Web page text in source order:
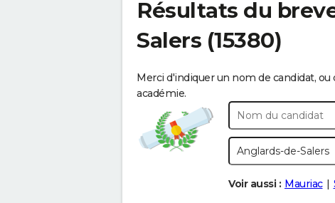
Résultats du
Salers (15380)
Merci d'indiquer un nom de candidat,
académie.
Voir aussi : Mauriac